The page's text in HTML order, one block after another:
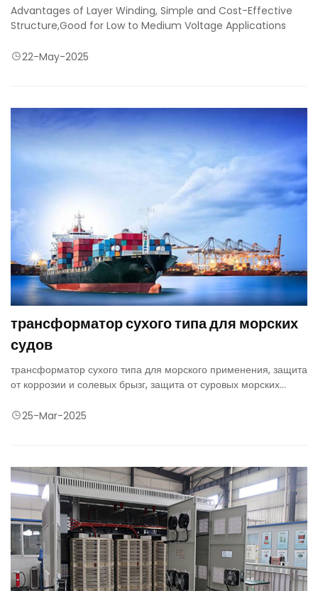
Advantages of Layer Winding, Simple and Cost-Effective
Structure,Good for Low to Medium Voltage Applications
22-May-2025
трансформатор сухого типа для морских
судов
трансформатор сухого типа для морского применения, защита
от коррозии и солевых брызг, защита от суровых морских
замкнутым контуром
25-Mar-2025